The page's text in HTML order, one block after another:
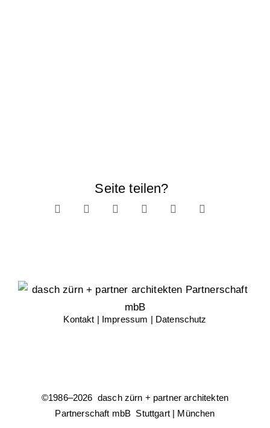
Seite teilen?
Kontakt | Impressum | Datenschutz
©1986–2026 dasch zürn + partner architekten
Partnerschaft mbB Stuttgart | München